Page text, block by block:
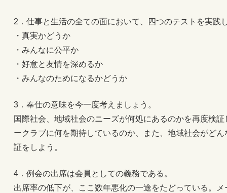
2．仕事と生活の全ての面において、四つのテストを実践
・真実かどうか
・みんなに公平か
・好意と友情を深めるか
・みんなのためになるかどうか
3．奉仕の意味を今一度考えましょう。
国際社会、地域社会のニーズが何処にあるのかを再度検
ークラブに何を期待しているのか、また、地域社会がど
証をしよう。
4．例会の出席は会員としての義務である。
出席率の低下が、ここ数年悪化の一途をたどっている。